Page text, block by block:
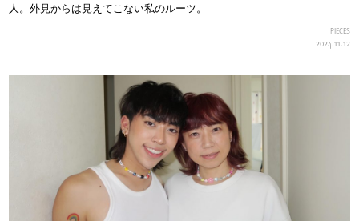
人。外見からは見えてこない私のルーツ。
PIECES
2024.11.12